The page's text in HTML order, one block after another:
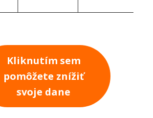
Kliknutím sem
pomôžete znížiť
svoje dane